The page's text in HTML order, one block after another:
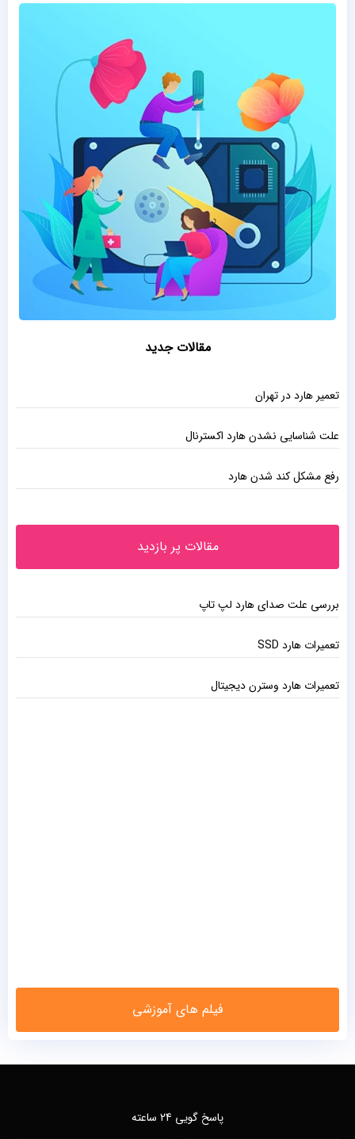
مقالات جدید
تعمیر هارد در تهران
علت شناسایی نشدن هارد اکسترنال
رفع مشکل کند شدن هارد
مقالات پر بازدید
بررسی علت صدای هارد لپ تاپ
تعمیرات هارد SSD
تعمیرات هارد وسترن دیجیتال
فیلم های آموزشی
پاسخ گویی 24 ساعته